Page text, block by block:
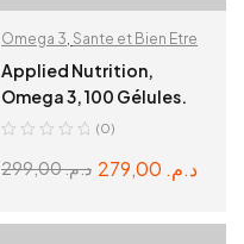
Omega 3 Sante et Bien Etre
Applied Nutrition,
Omega 3, 100 Gélules.
(0)
د.م.299,00 د.م.